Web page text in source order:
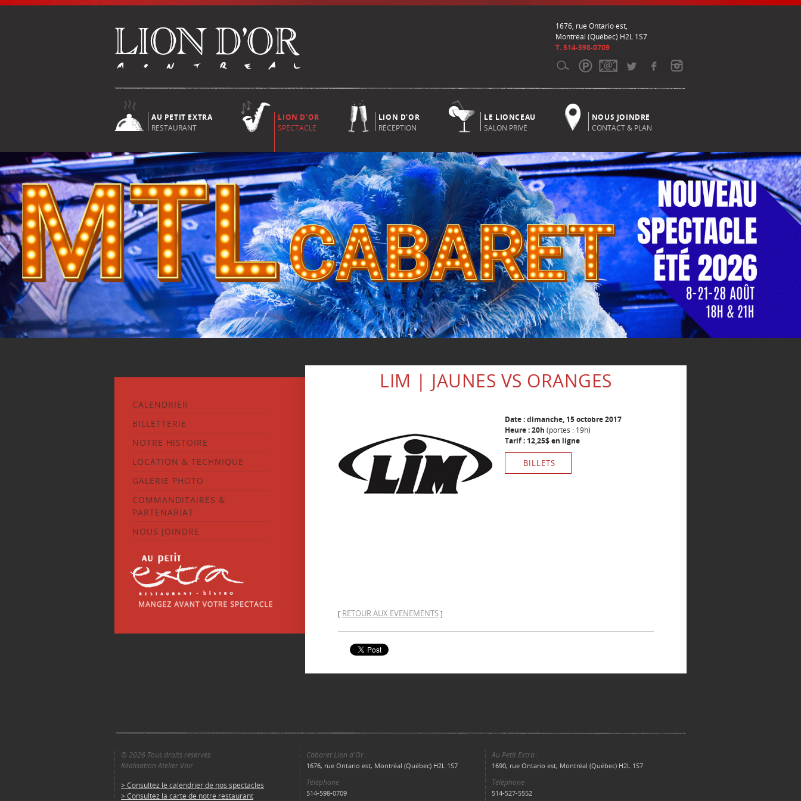
1676, rue Ontario est,
Montréal (Québec) H2L 1S7
T. 514-598-0709
AU PETIT EXTRA
RESTAURANT
LION D'OR
SPECTACLE
LION D'OR
RÉCEPTION
LE LIONCEAU
SALON PRIVÉ
NOUS JOINDRE
CONTACT & PLAN
CALENDRIER
BILLETTERIE
NOTRE HISTOIRE
LOCATION & TECHNIQUE
GALERIE PHOTO
COMMANDITAIRES &
PARTENARIAT
NOUS JOINDRE
LIM | JAUNES VS ORANGES
Date : dimanche, 15 octobre 2017
Heure : 20h (portes : 19h)
Tarif : 12,25$ en ligne
BILLETS
[ RETOUR AUX EVENEMENTS]
© 2026 Tous droits réservés
Réalisation Atelier Voir
> Consultez le calendrier de nos spectacles
> Consultez la carte de notre restaurant
Cabaret Lion d'Or :
1676, rue Ontario est, Montréal (Québec) H2L 1S7
Téléphone
514-598-0709
Au Petit Extra :
1690, rue Ontario est, Montréal (Québec) H2L 1S7
Téléphone
514-527-5552